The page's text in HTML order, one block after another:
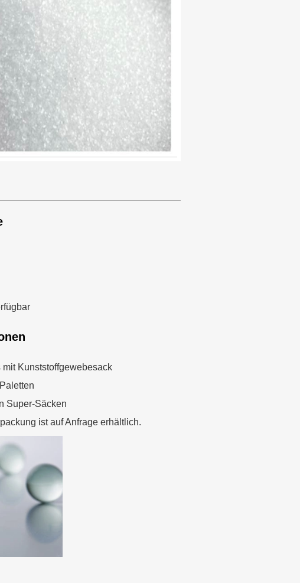
Kunststoffgewebesack
Super-Säcken
ist auf Anfrage erhältlich.